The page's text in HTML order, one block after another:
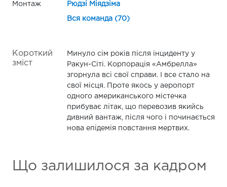
Монтаж Рюдзі Міядзіма
Вся команда (70)
Короткий
зміст
Минуло сім років після інциденту у
Ракун-Сіті. Корпорація «Амбреллa»
згорнула всі свої справи. І все стало на
свої місця. Проте якось у аеропорт
одного американського містечка
прибуває літак, що перевозив якийсь
дивний вантаж, після чого і починається
нова епідемія повстання мертвих.
Що залишилося за кадром